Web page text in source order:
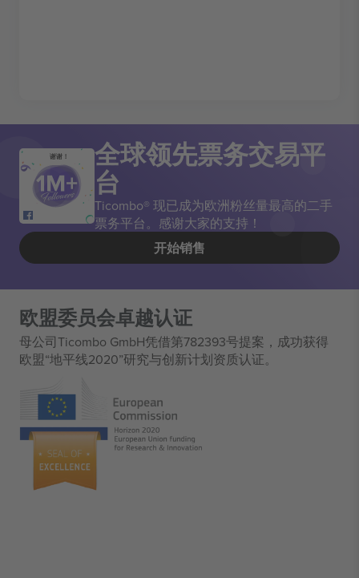
谢谢！ 全球领先票务交易平
台
Ticombo® 现已成为欧洲粉丝量最高的二手
票务平台。感谢大家的支持！
开始销售
欧盟委员会卓越认证
母公司Ticombo GmbH凭借第782393号提案，成功获得
欧盟“地平线2020”研究与创新计划资质认证。